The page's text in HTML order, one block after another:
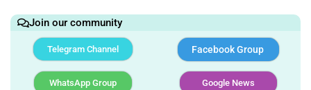
Join our community
Telegram Channel Facebook Group
WhatsApp Group Google News